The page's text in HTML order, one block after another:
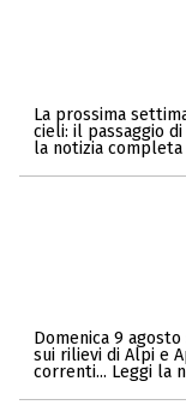
La prossima
cieli: il passaggio
la notizia
Domenica 9
sui rilievi di Alpi e
correnti... Leggi la